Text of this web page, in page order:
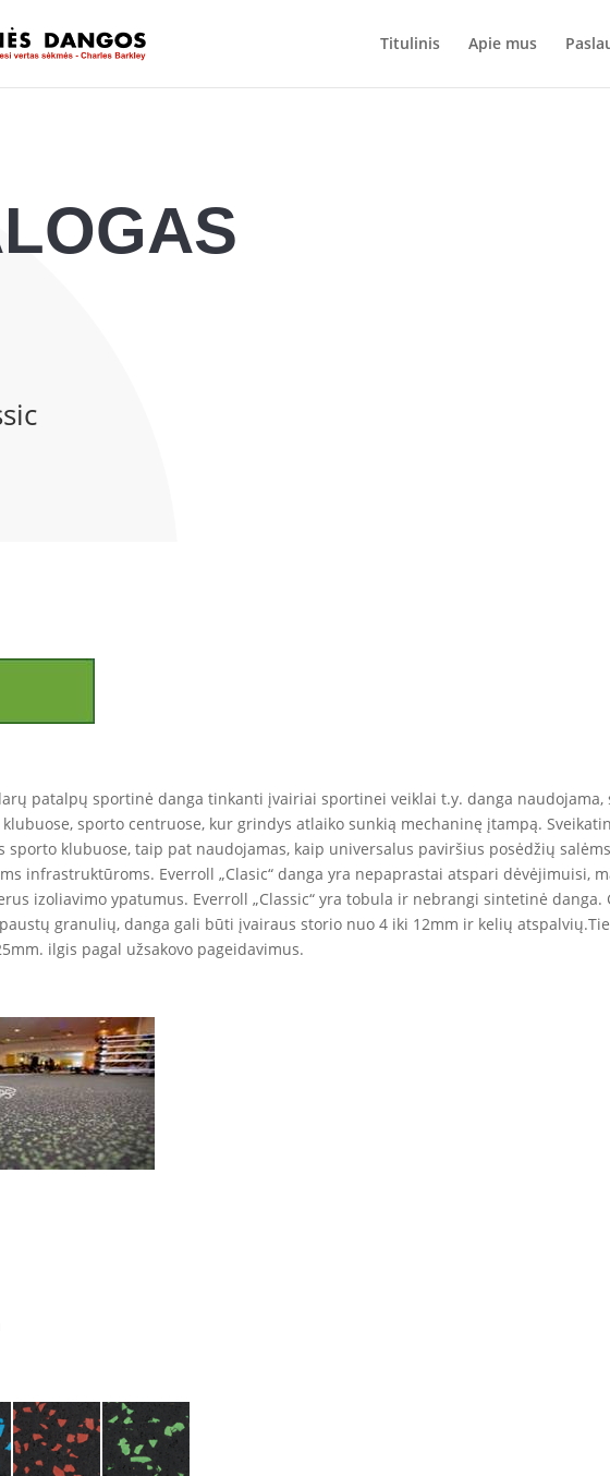
Titulinis Apie mus
patalpų sportinė danga tinkanti įvairiai sportinei veiklai t.y. danga naudojama,
sporto centruose, kur grindys atlaiko sunkią mechaninę įtampą.
sporto klubuose, taip pat naudojamas, kaip universalus paviršius posėdžių
infrastruktūroms. Everroll „Clasic“ danga yra nepaprastai atspari dėvėjimuisi,
izoliavimo ypatumus. Everroll „Classic“ yra tobula ir nebrangi sintetinė danga.
granulių, danga gali būti įvairaus storio nuo 4 iki 12mm ir kelių
ilgis pagal užsakovo pageidavimus.